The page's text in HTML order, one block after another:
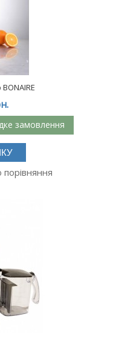
замовлення
порівняння